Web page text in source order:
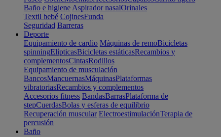
Baño e higiene Aspirador nasalOrinales
Textil bebé CojinesFunda
Seguridad Barreras
Deporte
Equipamiento de cardio Máquinas de remoBicicletas
spinningElípticasBicicletas estáticasRecambios y
complementosCintasRodillos
Equipamiento de musculación
BancosMancuernasMáquinasPlataformas
vibratoriasRecambios y complementos
Accesorios fitness BandasBarrasPlataforma de
stepCuerdasBolas y esferas de equilibrio
Recuperación muscular ElectroestimulaciónTerapia de
percusión
Baño